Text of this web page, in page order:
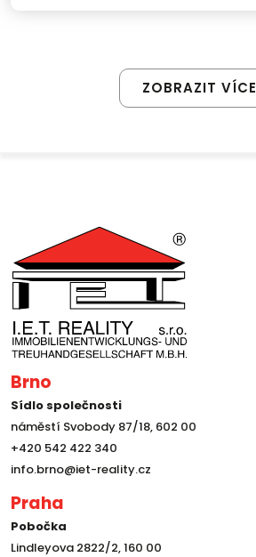
ZOBRAZIT VÍCE
Brno
Sídlo společnosti
náměstí Svobody 87/18, 602 00
+420 542 422 340
info.brno@iet-reality.cz
Praha
Pobočka
Lindleyova 2822/2, 160 00